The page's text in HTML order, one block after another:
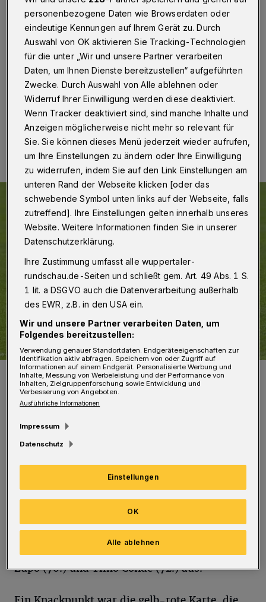
Wuppertal· Der Fußball-Bezirksligist TSV 05
Ronsdorf hat den Gewinn des Kreispokals knapp
verpasst. Die Zebras verloren an Christi Himmelfahrt
(14. Mai 2026) das Finale gegen den Landesligisten 1.
FC Wülfrath mit 2:3 (2:0/2:2) nach Verlängerung.
14.05.2026 , 17:45 Uhr Eine Minute Lesezeit
Symbolbild.
Foto: Dirk Freund
lagen die Ronsdorfer auf dem Sportplatz
Lüntenbeck in Vohwinkel nach Toren von
Konstantinos Likidis (30.) und Jörn
Zimmermann (42.) mit 2:0 in Führung.
Zupo (70.) und Timo Conde (72.) aus.
personenbezogene Daten wie Browserdaten oder
eindeutige Kennungen auf Ihrem Gerät zu. Durch
Auswahl von OK aktivieren Sie Tracking-Technologien
für die unter „Wir und unsere Partner verarbeiten
Daten, um Ihnen Dienste bereitzustellen“ aufgeführten
Zwecke. Durch Auswahl von Alle ablehnen oder
Widerruf Ihrer Einwilligung werden diese deaktiviert.
Wenn Tracker deaktiviert sind, sind manche Inhalte und
Anzeigen möglicherweise nicht mehr so relevant für
Sie. Sie können dieses Menü jederzeit wieder aufrufen,
um Ihre Einstellungen zu ändern oder Ihre Einwilligung
zu widerrufen, indem Sie auf den Link Einstellungen am
unteren Rand der Webseite klicken [oder das
schwebende Symbol unten links auf der Webseite, falls
zutreffend]. Ihre Einstellungen gelten innerhalb unseres
Website. Weitere Informationen finden Sie in unserer
Datenschutzerklärung.
Ihre Zustimmung umfasst alle wuppertaler-
rundschau.de-Seiten und schließt gem. Art. 49 Abs. 1 S.
1 lit. a DSGVO auch die Datenverarbeitung außerhalb
des EWR, z.B. in den USA ein.
Wir und unsere Partner verarbeiten Daten, um
Folgendes bereitzustellen:
Verwendung genauer Standortdaten. Endgeräteeigenschaften zur
Identifikation aktiv abfragen. Speichern von oder Zugriff auf
Informationen auf einem Endgerät. Personalisierte Werbung und
Inhalte, Messung von Werbeleistung und der Performance von
Inhalten, Zielgruppenforschung sowie Entwicklung und
Verbesserung von Angeboten.
Ausführliche Informationen
Impressum
Datenschutz
Einstellungen
Alle ablehnen
OK